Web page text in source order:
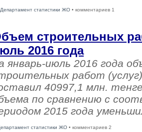
Департамент статистики ЖО • комментариев 1
строительных
2016 года
январь-июль 2016 года
работ
40997,1 млн.
по сравнению с
2015 года
статистики ЖО • комментариев 2